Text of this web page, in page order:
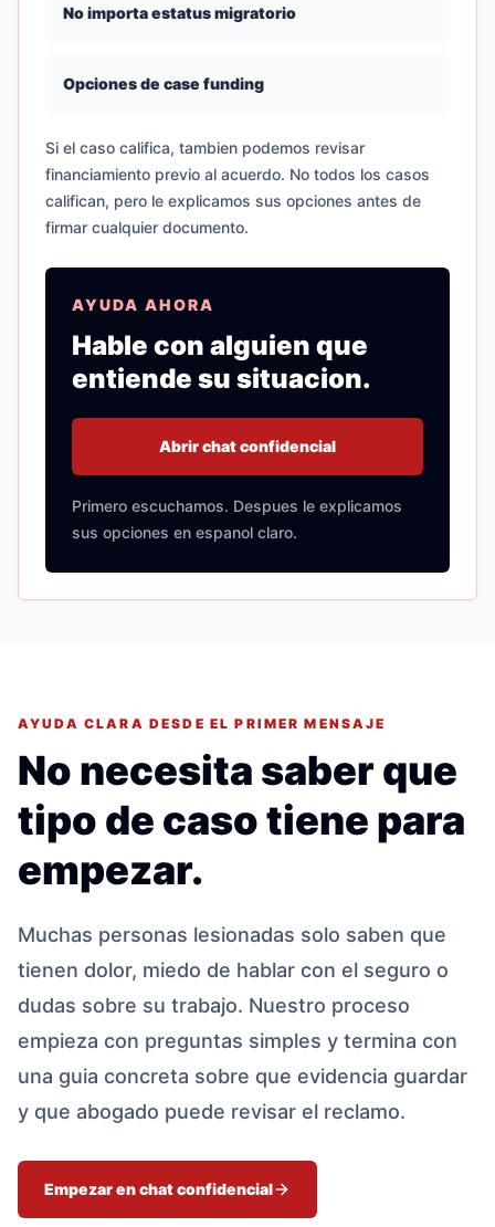
No importa estatus migratorio
Opciones de case funding
Si el caso califica, tambien podemos revisar
financiamiento previo al acuerdo. No todos los casos
califican, pero le explicamos sus opciones antes de
firmar cualquier documento.
AYUDA AHORA
Hable con alguien que
entiende su situacion.
Abrir chat confidencial
Primero escuchamos. Despues le explicamos
sus opciones en espanol claro.
AYUDA CLARA DESDE EL PRIMER MENSAJE
No necesita saber que
tipo de caso tiene para
empezar.
Muchas personas lesionadas solo saben que
tienen dolor, miedo de hablar con el seguro o
dudas sobre su trabajo. Nuestro proceso
empieza con preguntas simples y termina con
una guia concreta sobre que evidencia guardar
y que abogado puede revisar el reclamo.
Empezar en chat confidencial